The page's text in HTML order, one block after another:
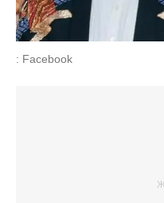
: Facebook